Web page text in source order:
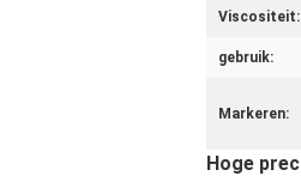
Viscositeit:
gebruik:
Markeren:
Hoge